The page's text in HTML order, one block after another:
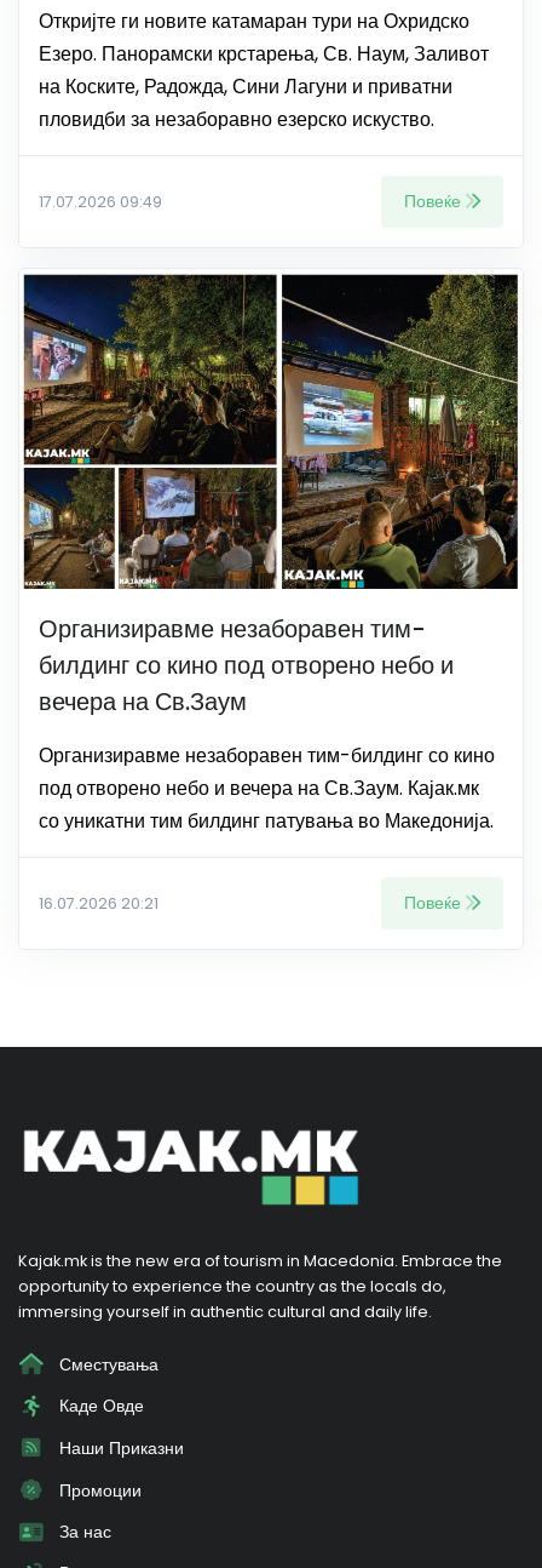
Откријте ги новите катамаран тури на Охридско
Езеро. Панорамски крстарења, Св. Наум, Заливот
на Коските, Радожда, Сини Лагуни и приватни
пловидби за незаборавно езерско искуство.
17.07.2026 09:49 Повеќе
Организиравме незаборавен тим-
билдинг со кино под отворено небо и
вечера на Св.Заум
Организиравме незаборавен тим-билдинг со кино
под отворено небо и вечера на Св.Заум. Кајак.мк
со уникатни тим билдинг патувања во Македонија.
16.07.2026 20:21 Повеќе
Kajak.mk is the new era of tourism in Macedonia. Embrace the
opportunity to experience the country as the locals do,
immersing yourself in authentic cultural and daily life.
Сместувања
Каде Овде
Наши Приказни
Промоции
За нас